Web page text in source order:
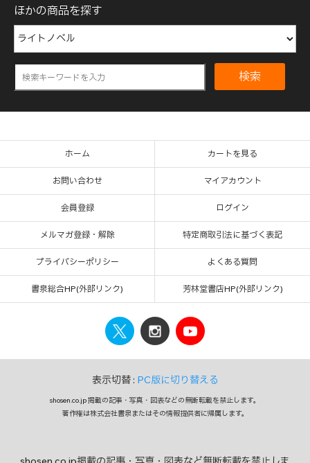
ほかの商品を探す
検索
ホーム カートを見る
お問い合わせ マイアカウント
会員登録 ログイン
メルマガ登録・解除 特定商取引法に基づく表記
プライバシーポリシー よくある質問
書泉総合HP(外部リンク) 芳林堂書店HP(外部リンク)
表示切替 : PC版に切り替える
shosen.co.jp 掲載の記事・写真・図表などの無断転載を禁止します。
著作権は株式会社書泉またはその情報提供者に帰属します。